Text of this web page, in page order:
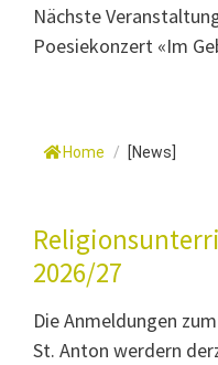
Nächste
Poesiekonzert «Im
Home / [News]
2026/27
Die Anmeldungen
St. Anton werdern